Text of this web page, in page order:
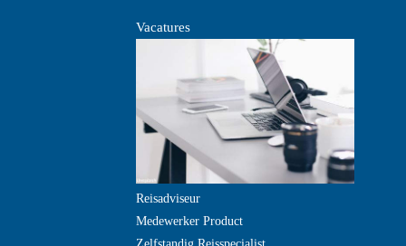
Vacatures
Reisadviseur
Medewerker Product